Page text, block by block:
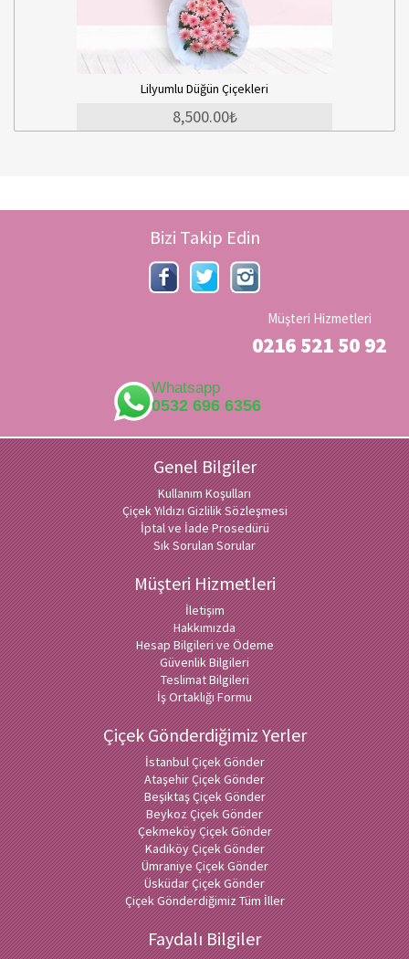
Lilyumlu Düğün Çiçekleri
8,500.00₺
Bizi Takip Edin
Müşteri Hizmetleri
0216 521 50 92
Whatsapp
0532 696 6356
Genel Bilgiler
Kullanım Koşulları
Çiçek Yıldızı Gizlilik Sözleşmesi
İptal ve İade Prosedürü
Sık Sorulan Sorular
Müşteri Hizmetleri
İletişim
Hakkımızda
Hesap Bilgileri ve Ödeme
Güvenlik Bilgileri
Teslimat Bilgileri
İş Ortaklığı Formu
Çiçek Gönderdiğimiz Yerler
İstanbul Çiçek Gönder
Ataşehir Çiçek Gönder
Beşiktaş Çiçek Gönder
Beykoz Çiçek Gönder
Çekmeköy Çiçek Gönder
Kadıköy Çiçek Gönder
Ümraniye Çiçek Gönder
Üsküdar Çiçek Gönder
Çiçek Gönderdiğimiz Tüm İller
Faydalı Bilgiler